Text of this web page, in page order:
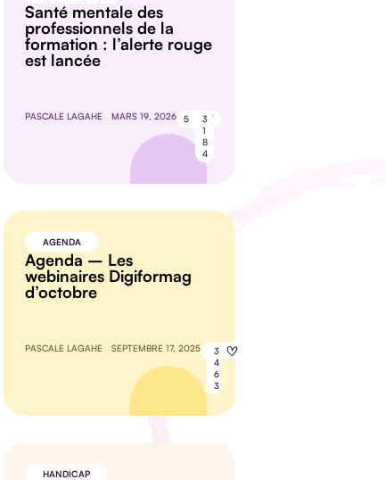
Santé mentale des
professionnels de la
formation : l’alerte rouge
est lancée
PASCALE LAGAHE MARS 19, 2026 5
3
1
8
4
AGENDA
Agenda – Les
webinaires Digiformag
d’octobre
PASCALE LAGAHE SEPTEMBRE 17, 2025
3
4
6
3
HANDICAP